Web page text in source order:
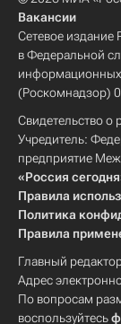
Вакансии
Сетевое издание
в Федеральной
информационных
(Роскомнадзор)
Свидетельство
Учредитель:
предприятие
«Россия
Правила
Политика
Правила
Главный
Адрес
По вопросам
воспользуйтесь